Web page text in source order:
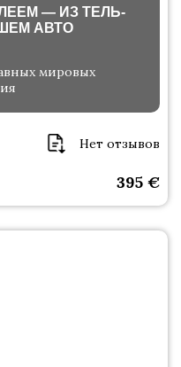
— ИЗ ТЕЛЬ-
АВТО
мировых
Нет отзывов
395 €